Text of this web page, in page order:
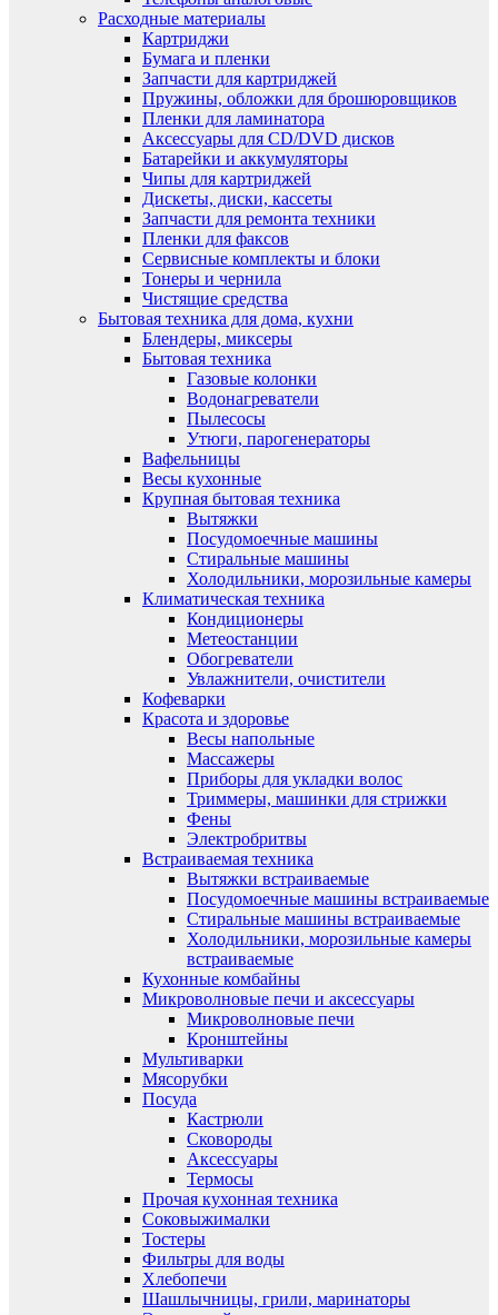
Расходные материалы
Картриджи
Бумага и пленки
Запчасти для картриджей
Пружины, обложки для брошюровщиков
Пленки для ламинатора
Аксессуары для CD/DVD дисков
Батарейки и аккумуляторы
Чипы для картриджей
Дискеты, диски, кассеты
Запчасти для ремонта техники
Пленки для факсов
Сервисные комплекты и блоки
Тонеры и чернила
Чистящие средства
Бытовая техника для дома, кухни
Блендеры, миксеры
Бытовая техника
Газовые колонки
Водонагреватели
Пылесосы
Утюги, парогенераторы
Вафельницы
Весы кухонные
Крупная бытовая техника
Вытяжки
Посудомоечные машины
Стиральные машины
Холодильники, морозильные камеры
Климатическая техника
Кондиционеры
Метеостанции
Обогреватели
Увлажнители, очистители
Кофеварки
Красота и здоровье
Весы напольные
Массажеры
Приборы для укладки волос
Триммеры, машинки для стрижки
Фены
Электробритвы
Встраиваемая техника
Вытяжки встраиваемые
Посудомоечные машины встраиваемые
Стиральные машины встраиваемые
Холодильники, морозильные камеры
встраиваемые
Кухонные комбайны
Микроволновые печи и аксессуары
Микроволновые печи
Кронштейны
Мультиварки
Мясорубки
Посуда
Кастрюли
Сковороды
Аксессуары
Термосы
Прочая кухонная техника
Соковыжималки
Тостеры
Фильтры для воды
Хлебопечи
Шашлычницы, грили, маринаторы